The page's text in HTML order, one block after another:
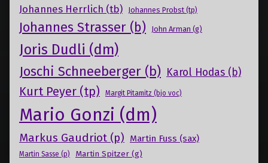
Johannes Herrlich (tb) Johannes Probst (tp)
Johannes Strasser (b) John Arman (g)
Joris Dudli (dm)
Joschi Schneeberger (b) Karol Hodas (b)
Kurt Peyer (tp) Margit Pitamitz (bjo voc)
Mario Gonzi (dm)
Markus Gaudriot (p) Martin Fuss (sax)
Martin Sasse (p) Martin Spitzer (g)